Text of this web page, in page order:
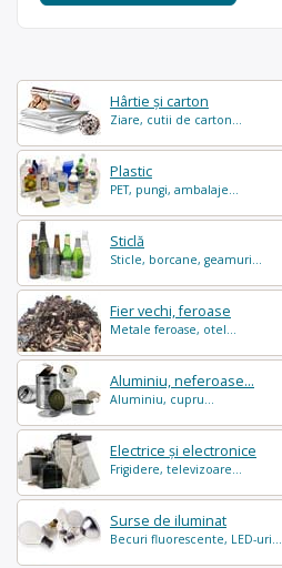
Hârtie și carton
Ziare, cutii de carton...
Plastic
PET, pungi, ambalaje...
Sticlă
Sticle, borcane, geamuri...
Fier vechi, feroase
Metale feroase, otel...
Aluminiu, neferoase...
Aluminiu, cupru...
Electrice și electronice
Frigidere, televizoare...
Surse de iluminat
Becuri fluorescente, LED-uri...